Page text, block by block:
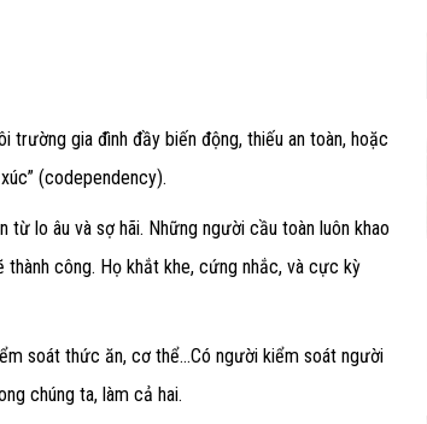
gia đình đầy biến động, thiếu an toàn, hoặc
(codependency).
từ lo âu và sợ hãi. Những người cầu toàn luôn khao
công. Họ khắt khe, cứng nhắc, và cực kỳ
soát thức ăn, cơ thể…Có người kiểm soát người
chúng ta, làm cả hai.